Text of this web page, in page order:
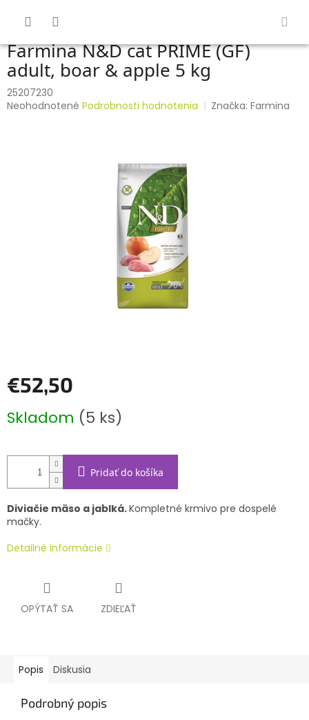
Farmina N&D cat PRIME (GF)
adult, boar & apple 5 kg
25207230
Priemerné
Neohodnotené Podrobnosti hodnotenia Značka:Farmina
€52,50
cena:
Skladom (5 ks)
Pridať do košíka
Diviačie mäso a jablká.Kompletné krmivo pre dospelé
mačky.
Detailné informácie
OPÝTAŤ SA ZDIEĽAŤ
Popis Diskusia
Podrobný popis